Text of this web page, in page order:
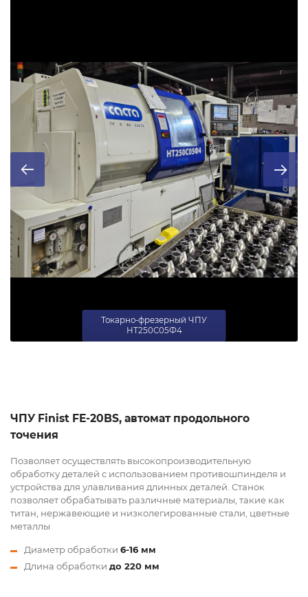
Токарно-фрезерный ЧПУ
НТ250С05Ф4
ЧПУ Finist FE-20BS, автомат продольного
точения
Позволяет осуществлять высокопроизводительную
обработку деталей с использованием противошпинделя и
устройства для улавливания длинных деталей. Станок
позволяет обрабатывать различные материалы, такие как
титан, нержавеющие и низколегированные стали, цветные
металлы
Диаметр обработки 6-16 мм
Длина обработки до 220 мм